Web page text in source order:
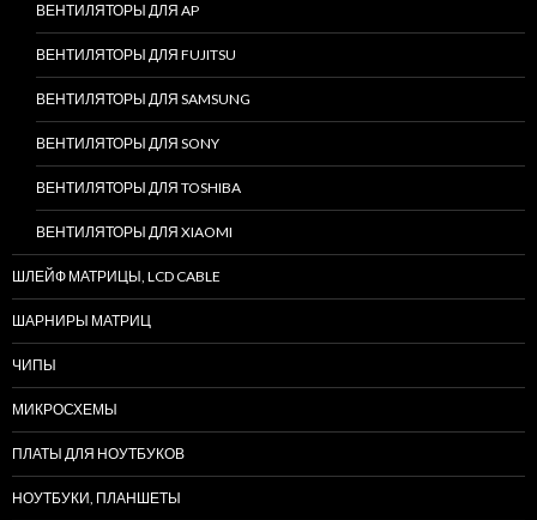
ВЕНТИЛЯТОРЫ ДЛЯ AP
ВЕНТИЛЯТОРЫ ДЛЯ FUJITSU
ВЕНТИЛЯТОРЫ ДЛЯ SAMSUNG
ВЕНТИЛЯТОРЫ ДЛЯ SONY
ВЕНТИЛЯТОРЫ ДЛЯ TOSHIBA
ВЕНТИЛЯТОРЫ ДЛЯ XIAOMI
ШЛЕЙФ МАТРИЦЫ, LCD CABLE
ШАРНИРЫ МАТРИЦ
ЧИПЫ
МИКРОСХЕМЫ
ПЛАТЫ ДЛЯ НОУТБУКОВ
НОУТБУКИ, ПЛАНШЕТЫ